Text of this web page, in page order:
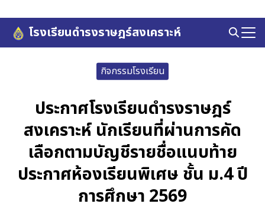
to
contentโรงเรียนดำรงราษฎร์สงเคราะห์
Search
for:
กิจกรรมโรงเรียน
ประกาศโรงเรียนดำรงราษฎร์
สงเคราะห์ นักเรียนที่ผ่านการคัด
เลือกตามบัญชีรายชื่อแนบท้าย
ประกาศห้องเรียนพิเศษ ชั้น ม.4 ปี
การศึกษา 2569